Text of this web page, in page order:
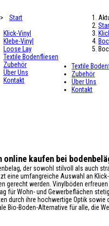
Start
Klick-Vinyl
Klebe-Vinyl
Loose Lay
Textile Bodenfliesen
Zubehör
Über Uns
Kontakt
online kaufen bei
der sowohl stilvoll als auch
eine umfangreiche Auswahl an
gerecht werden. Vinylböden
für Wohn- und Gewerbeflächen
durch ihre hochwertige Optik sowie
Bio-Boden-Alternative für alle, die
Textile
Zubehör
Über Uns
Kontakt